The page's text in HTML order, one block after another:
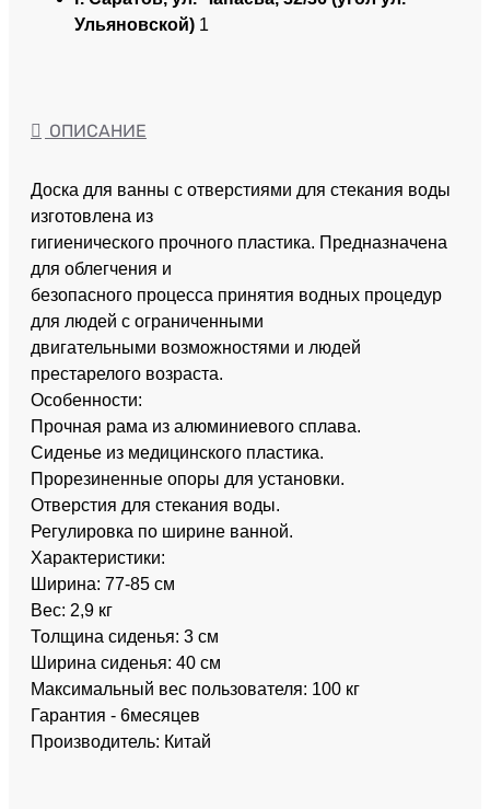
Ульяновской) 1
ОПИСАНИЕ
Доска для ванны с отверстиями для стекания воды
изготовлена из
гигиенического прочного пластика. Предназначена
для облегчения и
безопасного процесса принятия водных процедур
для людей с ограниченными
двигательными возможностями и людей
престарелого возраста.
Особенности:
Прочная рама из алюминиевого сплава.
Сиденье из медицинского пластика.
Прорезиненные опоры для установки.
Отверстия для стекания воды.
Регулировка по ширине ванной.
Характеристики:
Ширина: 77-85 см
Вес: 2,9 кг
Толщина сиденья: 3 см
Ширина сиденья: 40 см
Максимальный вес пользователя: 100 кг
Гарантия - 6месяцев
Производитель: Китай